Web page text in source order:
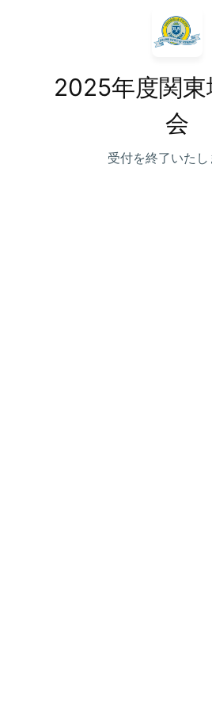
2025年度関東
会
受付を終了いたし